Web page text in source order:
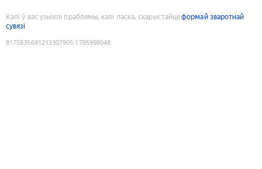
Калі ў вас узніклі праблемы, калі ласка, скарыстайцеформай зваротнай
сувязі
9175835691213307905:1785998048